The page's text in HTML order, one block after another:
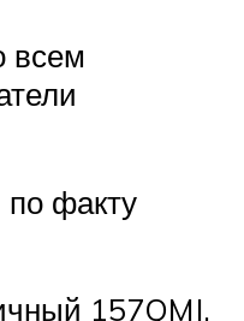
всем
факту
157QMJ,